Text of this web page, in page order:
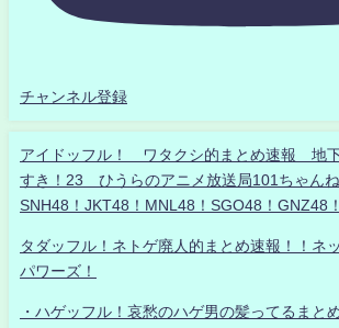
チャンネル登録
アイドッフル！ ワタクシ的まとめ速報 地
すき！23 ひうらのアニメ放送局101ちゃん
SNH48！JKT48！MNL48！SGO48！GNZ48
タダッフル！ネトゲ廃人的まとめ速報！！ネ
パワーズ！
・ハゲッフル！哀愁のハゲ男の髪ってるまと